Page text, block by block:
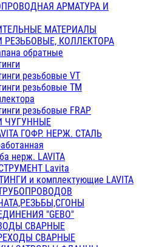
АРМАТУРА И
МАТЕРИАЛЫ
РЕЗЬБОВЫЕ, КОЛЛЕКТОРА
обратные
резьбовые VT
резьбовые ТМ
резьбовые FRAP
ЧУГУННЫЕ
ГОФР. НЕРЖ. СТАЛЬ
нерж. LAVITA
Lavita
и комплектующие LAVITA
"GEBO"
СВАРНЫЕ
СВАРНЫЕ